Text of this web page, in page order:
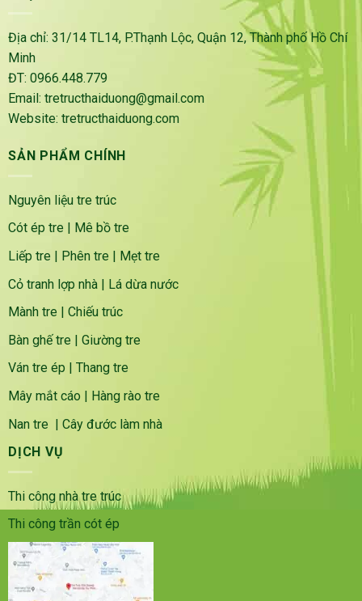
Địa chỉ: 31/14 TL14, P.Thạnh Lộc, Quận 12, Thành phố Hồ Chí
Minh
ĐT: 0966.448.779
Email: tretructhaiduong@gmail.com
Website: tretructhaiduong.com
SẢN PHẨM CHÍNH
Nguyên liệu tre trúc
Cót ép tre
Mê bồ tre
Liếp tre | Phên tre | Mẹt tre
Cỏ tranh lợp nhà | Lá dừa nước
Mành tre | Chiếu trúc
Bàn ghế tre | Giường tre
Ván tre ép
Thang tre
Mây mắt cáo | Hàng rào tre
Nan tre | Cây đước làm nhà
DỊCH VỤ
Thi công nhà tre trúc
Thi công trần cót ép